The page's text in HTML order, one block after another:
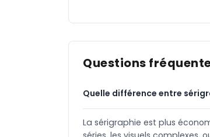
Questions
Quelle différence entre
La sérigraphie est plus